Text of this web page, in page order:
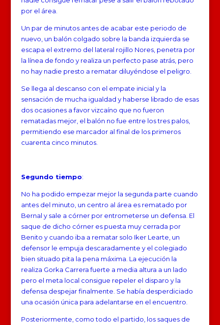
por el área.
Un par de minutos antes de acabar este periodo de
nuevo, un balón colgado sobre la banda izquierda se
escapa el extremo del lateral rojillo Nores, penetra por
la línea de fondo y realiza un perfecto pase atrás, pero
no hay nadie presto a rematar diluyéndose el peligro.
Se llega al descanso con el empate inicial y la
sensación de mucha igualdad y haberse librado de esas
dos ocasiones a favor vizcaíno que no fueron
rematadas mejor, el balón no fue entre los tres palos,
permitiendo ese marcador al final de los primeros
cuarenta cinco minutos.
Segundo tiempo:
No ha podido empezar mejor la segunda parte cuando
antes del minuto, un centro al área es rematado por
Bernal y sale a córner por entrometerse un defensa. El
saque de dicho córner es puesta muy cerrada por
Benito y cuando iba a rematar solo Iker Learte, un
defensor le empuja descaradamente y el colegiado
bien situado pita la pena máxima. La ejecución la
realiza Gorka Carrera fuerte a media altura a un lado
pero el meta local consigue repeler el disparo y la
defensa despejar finalmente. Se había desperdiciado
una ocasión única para adelantarse en el encuentro.
Posteriormente, como todo el partido, los saques de